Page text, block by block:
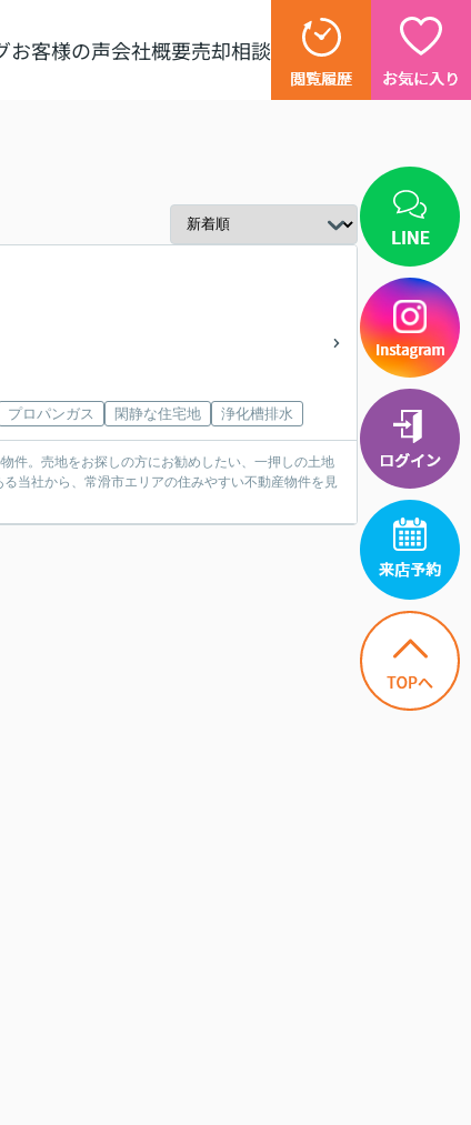
お客様の声会社概要売却相談
プロパンガス 閑静な住宅地 浄化槽排水
件。売地をお探しの方にお勧めしたい、一押しの土地
当社から、常滑市エリアの住みやすい不動産物件を見